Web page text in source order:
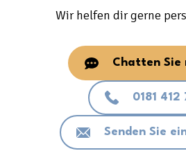
Wir helfen dir gerne
Chatten Sie
0181 412
Senden Sie